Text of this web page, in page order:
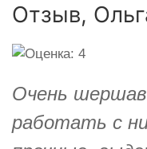
Отзыв,
Очень
работать с